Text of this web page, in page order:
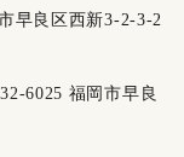
早良区西新3-2-3-2
6025 福岡市早良